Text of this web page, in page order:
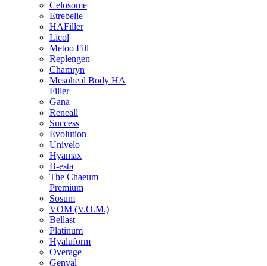
Celosome
Etrebelle
HAFiller
Licol
Metoo Fill
Replengen
Chamryn
Mesoheal Body HA
Filler
Gana
Reneall
Success
Evolution
Univelo
Hyamax
B-esta
The Chaeum
Premium
Sosum
VOM (V.O.M.)
Bellast
Platinum
Hyaluform
Overage
Genyal